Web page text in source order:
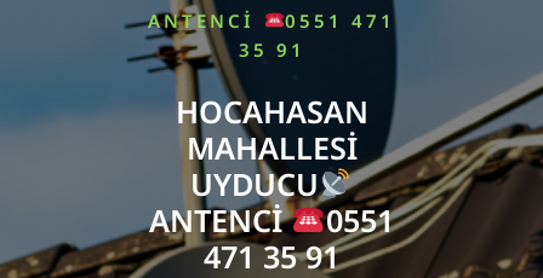
ANTENCI
0551 471
35 91
HOCAHASAN
MAHALLESI
UYDUCU
ANTENCI
0551
471 35 91